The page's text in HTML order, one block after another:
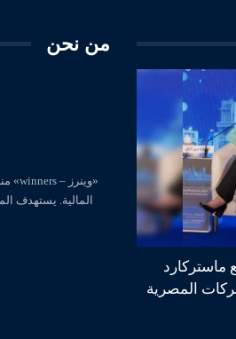
ماستركارد
المصرية
من نحن
المالية. يستهدف